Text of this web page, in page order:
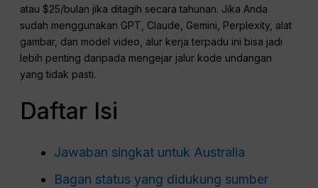
atau $25/bulan jika ditagih secara tahunan. Jika Anda
sudah menggunakan GPT, Claude, Gemini, Perplexity, alat
gambar, dan model video, alur kerja terpadu ini bisa jadi
lebih penting daripada mengejar jalur kode undangan
yang tidak pasti.
Daftar Isi
Jawaban singkat untuk Australia
Bagan status yang didukung sumber